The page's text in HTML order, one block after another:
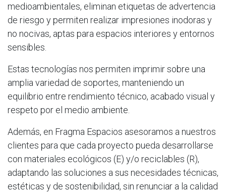
medioambientales, eliminan etiquetas de advertencia
de riesgo y permiten realizar impresiones inodoras y
no nocivas, aptas para espacios interiores y entornos
sensibles.
Estas tecnologías nos permiten imprimir sobre una
amplia variedad de soportes, manteniendo un
equilibrio entre rendimiento técnico, acabado visual y
respeto por el medio ambiente.
Además, en Fragma Espacios asesoramos a nuestros
clientes para que cada proyecto pueda desarrollarse
con materiales ecológicos (E) y/o reciclables (R),
adaptando las soluciones a sus necesidades técnicas,
estéticas y de sostenibilidad, sin renunciar a la calidad